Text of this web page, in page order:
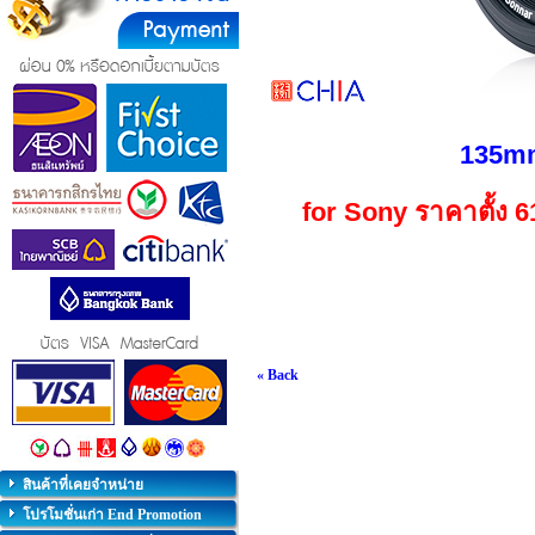
สินค้าที่เคยจำหน่าย
โปรโมชั่นเก่า End Promotion
for Sony ราคาตั้ง
« Back